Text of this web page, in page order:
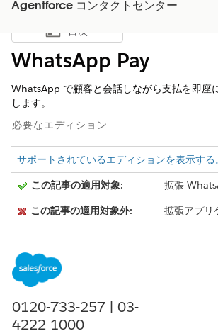
Agentforce コンタクトセンター
目次を表示
目次
WhatsApp Pay
WhatsApp で顧客と会話しながら支払を即座
します。
必要なエディション
サポートされているエディションを表示する。
この記事の適用対象:
拡張
この記事の適用対象外:
拡張アプリ
0120-733-257 | 03-
4222-1000